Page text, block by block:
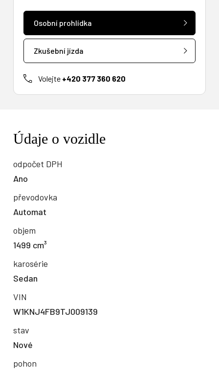
Osobní prohlídka
Zkušební jízda
Volejte +420 377 360 620
Údaje o vozidle
odpočet DPH
Ano
převodovka
Automat
objem
1499 cm³
karosérie
Sedan
VIN
W1KNJ4FB9TJ009139
stav
Nové
pohon